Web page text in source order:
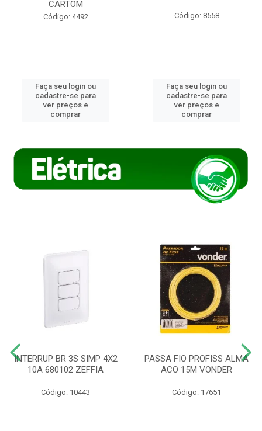
CARTOM
Código: 4492
Faça seu login ou
cadastre-se para
ver preços e
comprar
Código: 8558
Faça seu login ou
cadastre-se para
ver preços e
comprar
INTERRUP BR 3S SIMP 4X2
10A 680102 ZEFFIA
Código: 10443
PASSA FIO PROFISS ALMA
ACO 15M VONDER
Código: 17651